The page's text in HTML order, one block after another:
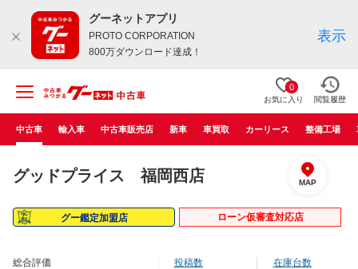
グーネットアプリ
PROTO CORPORATION
800万ダウンロード達成！
表示
0
お気に入り 閲覧履歴
中古車 輸入車 中古車販売店 新車 車買取 カーリース 整備工場
グッドプライス 福岡西店 MAP
グー鑑定加盟店 ローン仮審査対応店
総合評価 投稿数 在庫台数